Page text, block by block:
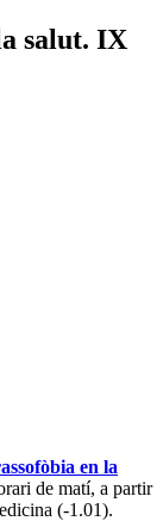
salut. IX
en la
de matí, a partir
(-1.01).